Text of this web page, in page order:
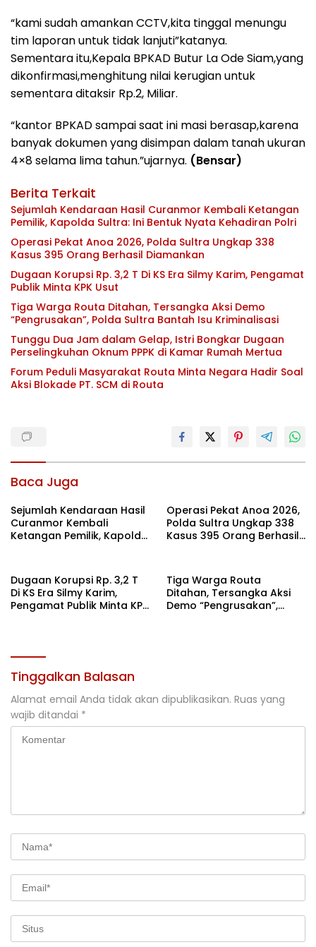
“kami sudah amankan CCTV,kita tinggal menungu
tim laporan untuk tidak lanjuti”katanya.
Sementara itu,Kepala BPKAD Butur La Ode Siam,yang
dikonfirmasi,menghitung nilai kerugian untuk
sementara ditaksir Rp.2, Miliar.
“kantor BPKAD sampai saat ini masi berasap,karena
banyak dokumen yang disimpan dalam tanah ukuran
4×8 selama lima tahun.”ujarnya. (Bensar)
Berita Terkait
Sejumlah Kendaraan Hasil Curanmor Kembali Ketangan
Pemilik, Kapolda Sultra: Ini Bentuk Nyata Kehadiran Polri
Operasi Pekat Anoa 2026, Polda Sultra Ungkap 338
Kasus 395 Orang Berhasil Diamankan
Dugaan Korupsi Rp. 3,2 T Di KS Era Silmy Karim, Pengamat
Publik Minta KPK Usut
Tiga Warga Routa Ditahan, Tersangka Aksi Demo
“Pengrusakan”, Polda Sultra Bantah Isu Kriminalisasi
Tunggu Dua Jam dalam Gelap, Istri Bongkar Dugaan
Perselingkuhan Oknum PPPK di Kamar Rumah Mertua
Forum Peduli Masyarakat Routa Minta Negara Hadir Soal
Aksi Blokade PT. SCM di Routa
Baca Juga
Sejumlah Kendaraan Hasil
Curanmor Kembali
Ketangan Pemilik, Kapolda
Operasi Pekat Anoa 2026,
Polda Sultra Ungkap 338
Kasus 395 Orang Berhasil
Dugaan Korupsi Rp. 3,2 T
Di KS Era Silmy Karim,
Pengamat Publik Minta KPK
Tiga Warga Routa
Ditahan, Tersangka Aksi
Demo “Pengrusakan”,
Tinggalkan Balasan
Alamat email Anda tidak akan dipublikasikan. Ruas yang
wajib ditandai *